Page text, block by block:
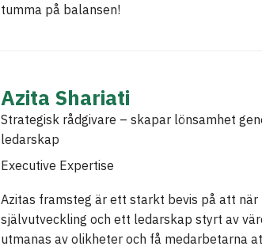
tumma på balansen!
Azita Shariati
Strategisk rådgivare – skapar lönsamhet
ledarskap
Executive Expertise
Azitas framsteg är ett starkt bevis på att när
självutveckling och ett ledarskap styrt av
utmanas av olikheter och få medarbetarna